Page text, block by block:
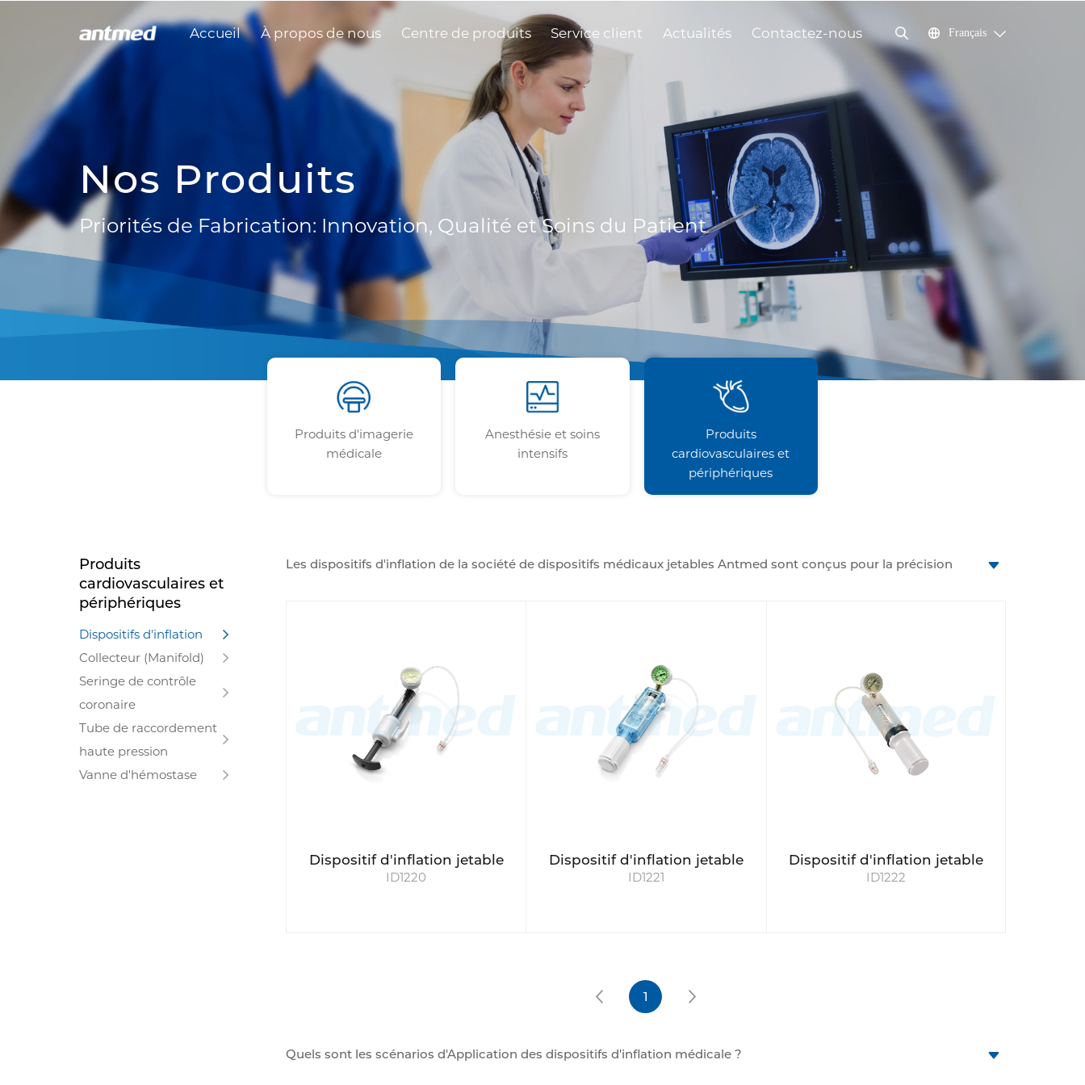
Accueil À propos de nous Centre de produits Service client Actualités Contactez-nous Français
Nos Produits
Priorités de Fabrication: Innovation, Qualité et Soins du Patient
Produits d'imagerie
médicale
Anesthésie et soins
intensifs
Produits
cardiovasculaires et
périphériques
Produits
cardiovasculaires et
périphériques
Dispositifs d'inflation
Collecteur (Manifold)
Seringe de contrôle
coronaire
Tube de raccordement
haute pression
Vanne d'hémostase
Les dispositifs d'inflation de la société de dispositifs médicaux jetables Antmed sont conçus pour la précision
d'inflation de ballons médicaux qui témoignent de la qualité et de l'engagement en matière d'innovation des
produits d'Antmed, lesquels sont toujours essentiels pour le succès d'une procédure interventionnelle
Dispositif d'inflation jetable
ID1220
Dispositif d'inflation jetable
ID1221
Dispositif d'inflation jetable
ID1222
1
Quels sont les scénarios d'Application des dispositifs d'inflation médicale ?